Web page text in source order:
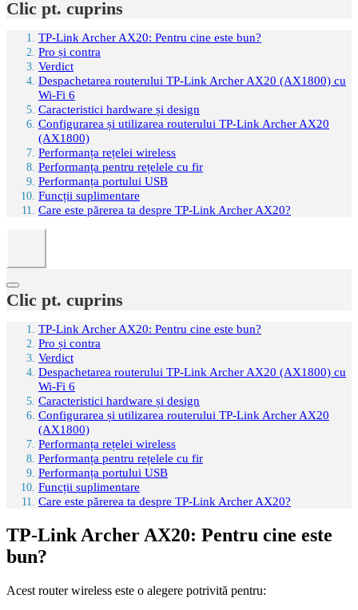
Clic pt. cuprins
TP-Link Archer AX20: Pentru cine este bun?
Pro și contra
Verdict
Despachetarea routerului TP-Link Archer AX20 (AX1800) cu
Wi-Fi 6
Caracteristici hardware și design
Configurarea și utilizarea routerului TP-Link Archer AX20
(AX1800)
Performanța rețelei wireless
Performanța pentru rețelele cu fir
Performanța portului USB
Funcții suplimentare
Care este părerea ta despre TP-Link Archer AX20?
Clic pt. cuprins
TP-Link Archer AX20: Pentru cine este bun?
Pro și contra
Verdict
Despachetarea routerului TP-Link Archer AX20 (AX1800) cu
Wi-Fi 6
Caracteristici hardware și design
Configurarea și utilizarea routerului TP-Link Archer AX20
(AX1800)
Performanța rețelei wireless
Performanța pentru rețelele cu fir
Performanța portului USB
Funcții suplimentare
Care este părerea ta despre TP-Link Archer AX20?
TP-Link Archer AX20: Pentru cine este
bun?
Acest router wireless este o alegere potrivită pentru: